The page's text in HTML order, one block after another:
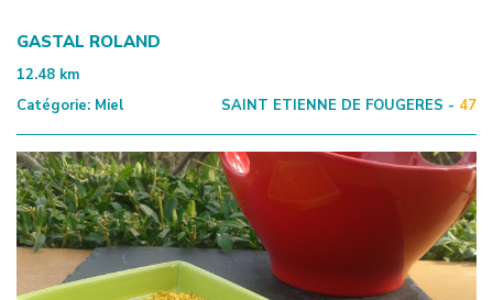
GASTAL ROLAND
12.48 km
Catégorie: Miel SAINT ETIENNE DE FOUGERES - 47